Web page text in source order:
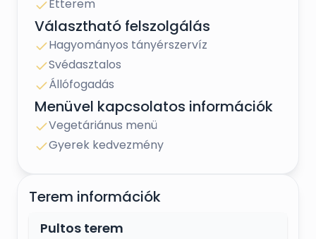
Várjuk szeretettel!
Étterem
Választható felszolgálás
Hagyományos tányérszervíz
Svédasztalos
Állófogadás
Menüvel kapcsolatos információk
Vegetáriánus menü
Gyerek kedvezmény
Terem információk
Pultos terem